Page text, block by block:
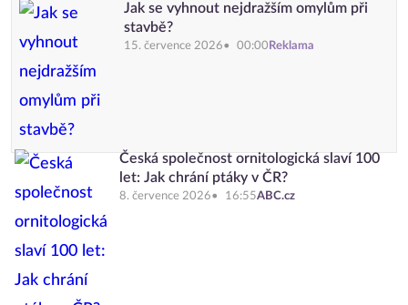
Jak se vyhnout nejdražším omylům při
stavbě?
15. července 2026 00:00 Reklama
Česká společnost ornitologická slaví 100
let: Jak chrání ptáky v ČR?
8. července 2026 16:55ABC.cz